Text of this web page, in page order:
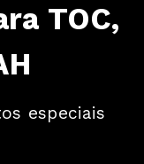
TOC,
especiais